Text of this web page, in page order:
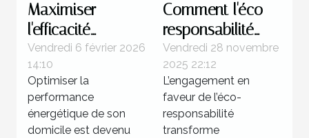
Maximiser
l'efficacité
énergétique de
votre domicile
Vendredi 6 février 2026
14:10
Optimiser la
performance
énergétique de son
domicile est devenu
Comment l'éco-
responsabilité
influence-t-elle le
choix d'une
borne de
recharge ?
Vendredi 28 novembre
2025 22:12
L’engagement en
faveur de l’éco-
responsabilité
transforme